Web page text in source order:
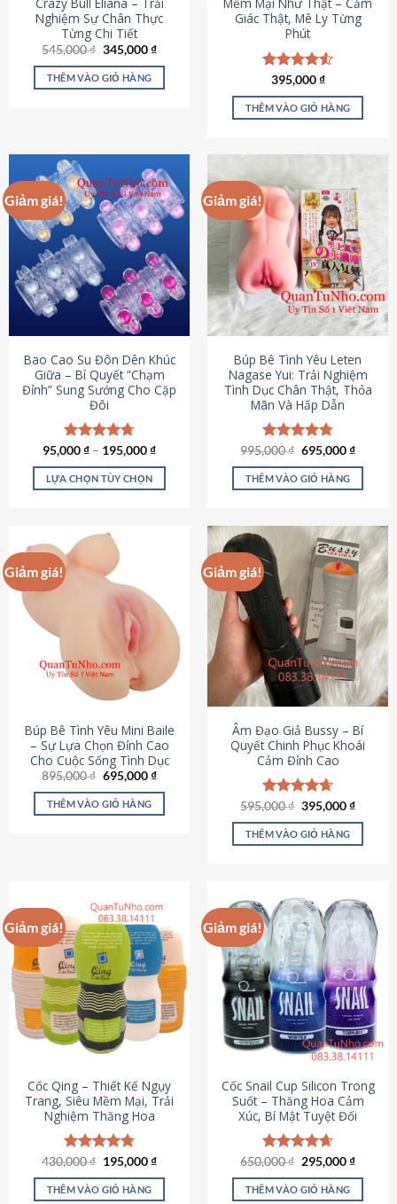
Crazy Bull Eliana – Trải
Nghiệm Sự Chân Thực
Từng Chi Tiết
545,000₫ Giá
là:
545,000 ₫.
345,000₫Giá
tại
THÊM VÀO GIỎ HÀNG
Mềm Mại Như Thật – Cảm
Giác Thật, Mê Ly Từng
Phút
Được xếp
hạng4.53
5 sao
395,000₫
THÊM VÀO GIỎ HÀNG
Giảm giá!
Bao Cao Su Đôn Dên Khúc
Giữa – Bí Quyết “Chạm
Đỉnh” Sung Sướng Cho Cặp
Đôi
Được xếp
hạng4.70
5 sao
95,000₫ – 195,000₫
LỰA CHỌN TÙY CHỌN
này
nhiều
biến
thể.
chọn
thể
chọn
trên
trang
sản
phẩm
Giảm giá!
Búp Bê Tình Yêu Leten
Nagase Yui: Trải Nghiệm
Tình Dục Chân Thật, Thỏa
Mãn Và Hấp Dẫn
Được xếp
hạng4.80
5 sao
995,000₫ Giá
là:
995,000 ₫.
695,000₫Giá
tại
THÊM VÀO GIỎ HÀNG
Giảm giá!
Búp Bê Tình Yêu Mini Baile
– Sự Lựa Chọn Đỉnh Cao
Cho Cuộc Sống Tình Dục
895,000₫ Giá
là:
895,000 ₫.
695,000₫Giá
tại
THÊM VÀO GIỎ HÀNG
Giảm giá!
Âm Đạo Giả Bussy – Bí
Quyết Chinh Phục Khoái
Cảm Đỉnh Cao
Được xếp
hạng4.64
5 sao
595,000₫ Giá
là:
595,000 ₫.
395,000₫Giá
tại
THÊM VÀO GIỎ HÀNG
Giảm giá!
Cốc Qing – Thiết Kế Ngụy
Trang, Siêu Mềm Mại, Trải
Nghiệm Thăng Hoa
Được xếp
hạng4.78
5 sao
430,000₫ Giá
là:
430,000 ₫.
195,000₫Giá
tại
THÊM VÀO GIỎ HÀNG
Giảm giá!
Cốc Snail Cup Silicon Trong
Suốt – Thăng Hoa Cảm
Xúc, Bí Mật Tuyệt Đối
Được xếp
hạng4.69
5 sao
650,000₫ Giá
là:
650,000 ₫.
295,000₫Giá
tại
THÊM VÀO GIỎ HÀNG